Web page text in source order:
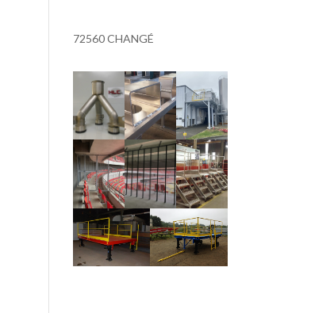
72560 CHANGÉ